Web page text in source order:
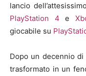
lancio
PlayStation 4 e
giocabile su
Dopo un decennio
trasformato in un